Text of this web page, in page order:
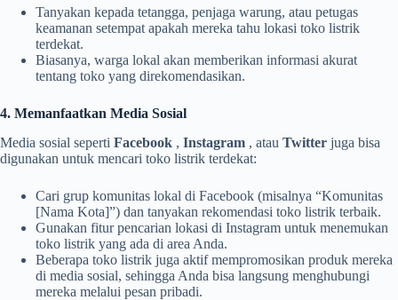
Tanyakan kepada tetangga, penjaga warung, atau petugas
keamanan setempat apakah mereka tahu lokasi toko listrik
terdekat.
Biasanya, warga lokal akan memberikan informasi akurat
tentang toko yang direkomendasikan.
4. Memanfaatkan Media Sosial
Media sosial seperti Facebook , Instagram , atau Twitter juga bisa
digunakan untuk mencari toko listrik terdekat:
Cari grup komunitas lokal di Facebook (misalnya “Komunitas
[Nama Kota]”) dan tanyakan rekomendasi toko listrik terbaik.
Gunakan fitur pencarian lokasi di Instagram untuk menemukan
toko listrik yang ada di area Anda.
Beberapa toko listrik juga aktif mempromosikan produk mereka
di media sosial, sehingga Anda bisa langsung menghubungi
mereka melalui pesan pribadi.